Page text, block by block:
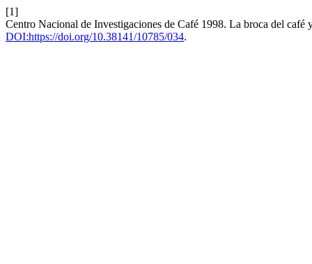
[1]
Centro Nacional de Investigaciones de Café 1998. La broca del
DOI:https://doi.org/10.38141/10785/034.